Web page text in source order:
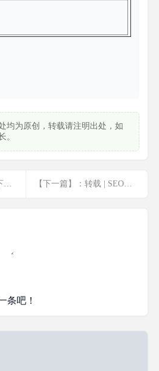
均为原创，转载请注明出处，如
。
【上一篇】：二级目录下建站，如何设置伪静态？ 【下一篇】：转载 | SEO教程_SEO知识树
条吧！